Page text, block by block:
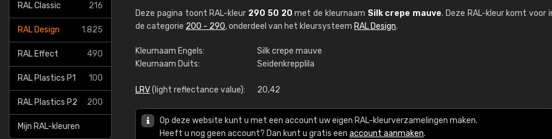
RAL Classic 216
RAL Design 1.825
RAL Effect 490
RAL Plastics P1 100
RAL Plastics P2 200
Mijn RAL-kleuren
Deze pagina toont RAL-kleur 290 50 20 met de kleurnaam Silk crepe mauve. Deze RAL-kleur komt voor
de categorie 200 - 290, onderdeel van het kleursysteem RAL Design.
Kleurnaam Engels:
Silk crepe mauve
Kleurnaam Duits:
Seidenkrepplila
LRV(light reflectance value): 20,42
Op deze website kunt u met een account uw eigen RAL-kleurverzamelingen maken.
Heeft u nog geen account? Dan kunt u gratis een account aanmaken.
RAL K7 op waterbasis